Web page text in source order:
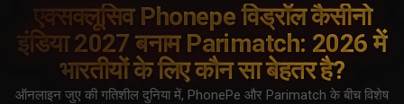
एक्सक्लूसिव Phonepe विड्रॉल कैसीनो
इंडिया 2027 बनाम Parimatch: 2026 में
भारतीयों के लिए कौन सा बेहतर है?
ऑनलाइन जुए की गतिशील दुनिया में, PhonePe और Parimatch के बीच विशेष